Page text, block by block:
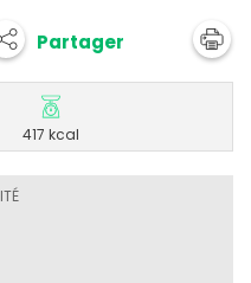
Partager
417 kcal